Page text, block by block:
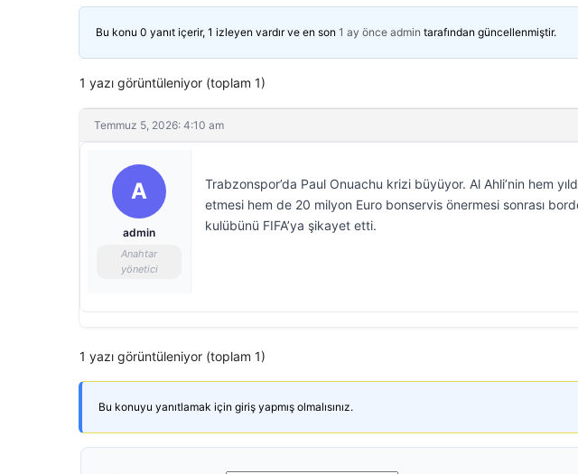
Bu konu 0 yanıt içerir, 1 izleyen vardır ve en son 1 ay önce admin tarafından güncellenmiştir.
1 yazı görüntüleniyor (toplam 1)
Temmuz 5, 2026: 4:10 am
A
admin
Anahtar
yönetici
Trabzonspor’da Paul Onuachu krizi büyüyor. Al Ahli’nin hem
etmesi hem de 20 milyon Euro bonservis önermesi sonrası
kulübünü FIFA’ya şikayet etti.
1 yazı görüntüleniyor (toplam 1)
Bu konuyu yanıtlamak için giriş yapmış olmalısınız.